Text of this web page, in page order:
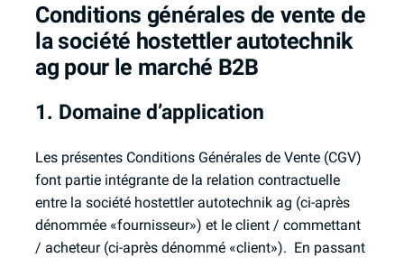
Conditions générales de vente de
la société hostettler autotechnik
ag pour le marché B2B
1. Domaine d’application
Les présentes Conditions Générales de Vente (CGV)
font partie intégrante de la relation contractuelle
entre la société hostettler autotechnik ag (ci-après
dénommée «fournisseur») et le client / commettant
/ acheteur (ci-après dénommé «client»). En passant